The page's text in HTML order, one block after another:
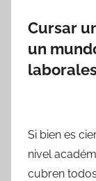
Cursar
un
Si bien es
nivel
cubren